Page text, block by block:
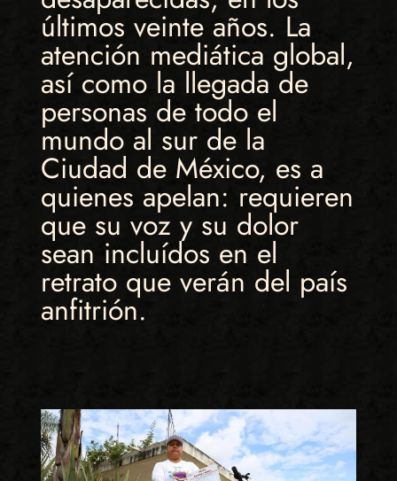
últimos veinte años. La
atención mediática global,
así como la llegada de
personas de todo el
mundo al sur de la
Ciudad de México, es a
quienes apelan: requieren
que su voz y su dolor
sean incluídos en el
retrato que verán del país
anfitrión.